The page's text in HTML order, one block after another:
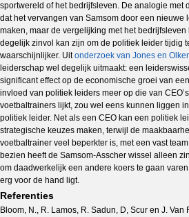
sportwereld of het bedrijfsleven. De analogie met
dat het vervangen van Samsom door een nieuwe
maken, maar de vergelijking met het bedrijfsleven
degelijk zinvol kan zijn om de politiek leider tijdig
waarschijnlijker. Uitonderzoek van Jones en
leiderschap wel degelijk uitmaakt: een
significant effect op de economische groei van
invloed van politiek leiders meer op die van
voetbaltrainers lijkt, zou wel eens kunnen liggen
politiek leider. Net als een CEO kan een politiek
strategische keuzes maken, terwijl de
voetbaltrainer veel beperkter is, met een vast
bezien heeft de Samsom-Asscher wissel alleen
om daadwerkelijk een andere koers te gaan
erg voor de hand ligt.
Referenties
Bloom, N., R. Lamos, R. Sadun, D, Scur en J. Van